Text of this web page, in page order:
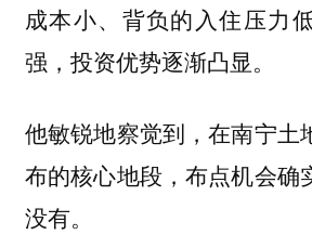
成本小、背负的入住压力
强，投资优势逐渐凸显。
他敏锐地察觉到，在南宁土
布的核心地段，布点机会确
没有。